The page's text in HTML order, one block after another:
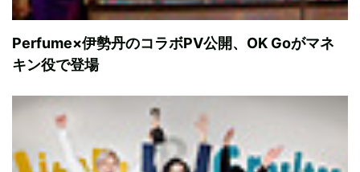
Perfume×伊勢丹のコラボPV公開、OK Goがマネ
キン役で登場